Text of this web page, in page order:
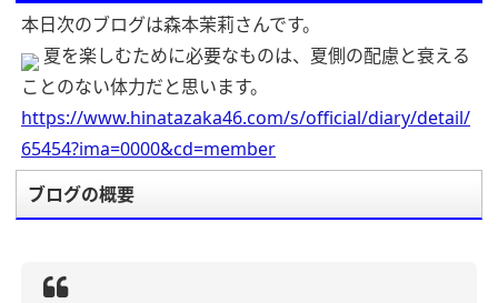
本日次のブログは森本茉莉さんです。
夏を楽しむために必要なものは、夏側の配慮と衰える
ことのない体力だと思います。
https://www.hinatazaka46.com/s/official/diary/detail/
65454?ima=0000&cd=member
ブログの概要